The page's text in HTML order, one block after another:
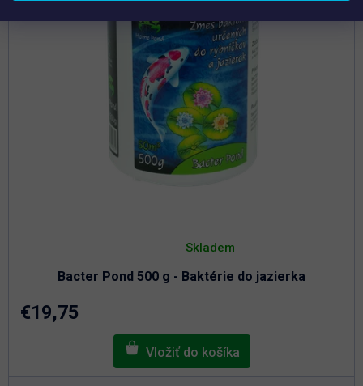
Bacter Pond 500 g - Baktérie do jazierka
hodnotenie
je
5,0
Skladem
€19,75